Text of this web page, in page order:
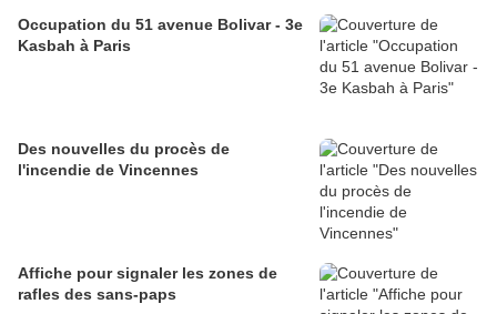
Occupation du 51 avenue Bolivar - 3e
Kasbah à Paris
Des nouvelles du procès de
l'incendie de Vincennes
Affiche pour signaler les zones de
rafles des sans-paps